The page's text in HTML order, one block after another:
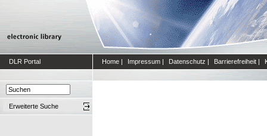
DLR Portal Home | Impressum | Datenschutz | Barrierefreiheit |
Erweiterte Suche